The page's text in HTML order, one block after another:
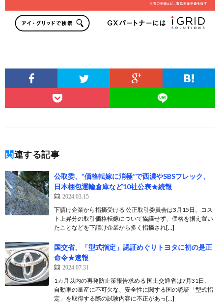
関連する記事
公取委、“価格転嫁に消極”で西濃やSBSフレック、
日本梱包運輸倉庫など10社公表★続報
2024.03.15
下請け企業から指摘受ける 公正取引委員会は3月15日、コス
ト上昇分の取引価格転嫁について協議せず、価格を据え置い
たことなどを下請け企業から多く指摘され[…]
国交省、「型式指定」認証めぐりトヨタに初の是正
命令★速報
2024.07.31
1カ月以内の再発防止策報告求める 国土交通省は7月31日、
自動車の量産に不可欠な、安全性に関する国の認証「型式指
定」を取得する際の試験内容に不正があっ[…]